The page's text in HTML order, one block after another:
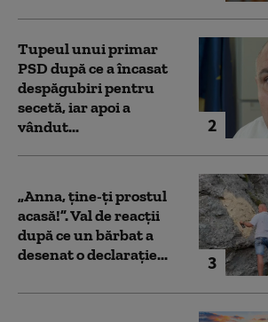
2
Tupeul unui primar
PSD după ce a încasat
despăgubiri pentru
secetă, iar apoi a
vândut...
3
„Anna, ţine-ţi prostul
acasă!”. Val de reacții
după ce un bărbat a
desenat o declarație...